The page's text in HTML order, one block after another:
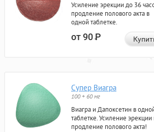
Усиление эрекции до 36
продление полового акта в
одной таблетке.
от 90Р
Супер Виагра
100 + 60 мг
Виагра и Дапоксетин в
таблетке. Усиление эрекции
продление полового акта!